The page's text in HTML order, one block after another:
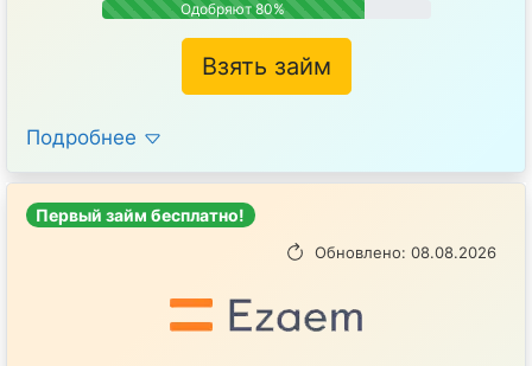
Одобряют 80%
Взять займ
Подробнее
Первый займ бесплатно!
Обновлено: 08.08.2026